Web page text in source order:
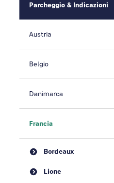
Parcheggio & Indicazioni
Austria
Belgio
Danimarca
Francia
Bordeaux
Lione